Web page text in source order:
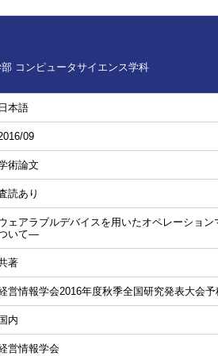
コンピュータサイエンス学科
日本語
09
術論文
読あり
ェアラブルデバイスを用いたオペレーショ
いて―
著
営情報学会2016年度秋季全国研究発表大会予
国内
営情報学会